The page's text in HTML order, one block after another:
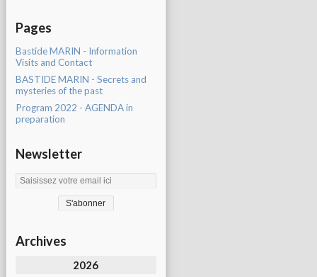
Pages
Bastide MARIN - Information
Visits and Contact
BASTIDE MARIN - Secrets and
mysteries of the past
Program 2022 - AGENDA in
preparation
Newsletter
Archives
2026